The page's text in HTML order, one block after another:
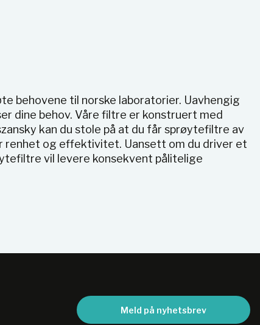
behovene til norske laboratorier. Uavhengig
dine behov. Våre filtre er konstruert med
kan du stole på at du får sprøytefiltre av
og effektivitet. Uansett om du driver et
vil levere konsekvent pålitelige
Meld på nyhetsbrev